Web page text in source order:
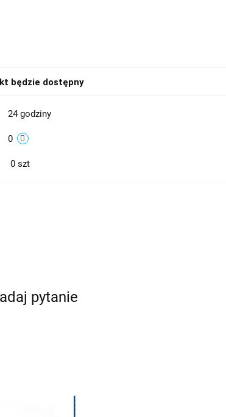
będzie dostępny
24 godziny
0
0 szt
pytanie